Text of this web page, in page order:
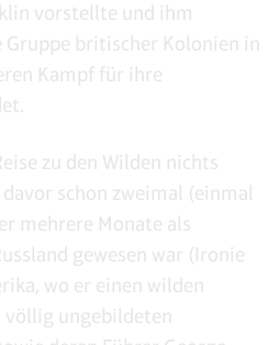
vorstellte und ihm
Gruppe britischer Kolonien in
Kampf für ihre
zu den Wilden nichts
schon zweimal (einmal
mehrere Monate als
gewesen war (Ironie
wo er einen wilden
ungebildeten